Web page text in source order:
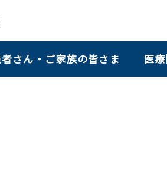
さん・ご家族の皆さま 医